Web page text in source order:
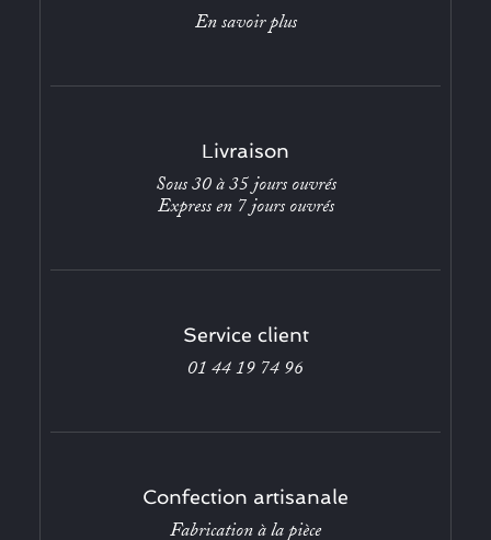
En savoir plus
Livraison
Sous 30 à 35 jours ouvrés
Express en 7 jours ouvrés
Service client
01 44 19 74 96
Confection artisanale
Fabrication à la pièce